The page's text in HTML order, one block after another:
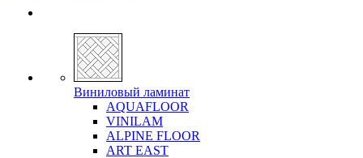
Виниловый ламинат
AQUAFLOOR
VINILAM
ALPINE FLOOR
ART EAST